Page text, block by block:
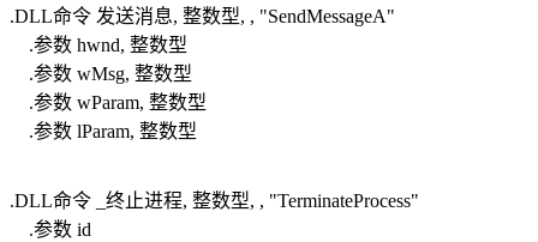
.DLL命令 发送消息, 整数型, , "SendMessageA"
.参数 hwnd, 整数型
.参数 wMsg, 整数型
.参数 wParam, 整数型
.参数 lParam, 整数型
.DLL命令 _终止进程, 整数型, , "TerminateProcess"
.参数 id